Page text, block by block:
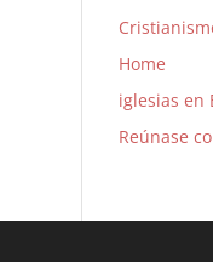
Home
iglesias en
Reúnase